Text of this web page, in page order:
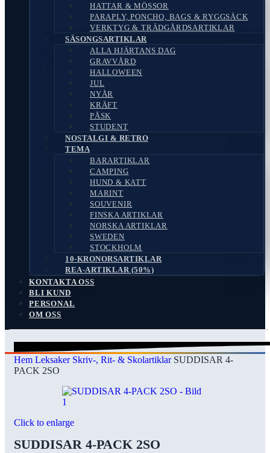
HATTAR & MÖSSOR
PARAPLY, PONCHO, BAGS & RYGGSÄCK
VERKTYG & TRÄDGÅRDSARTIKLAR
SÄSONGSARTIKLAR
ALLA HJÄRTANS DAG
GRAVVÅRD
HALLOWEEN
JUL
NYÅR
KRÄFT
PÅSK
STUDENT
NOSTALGI & RETRO
TEMA
BARARTIKLAR
CAMPING
HUND & KATT
MARINT
SOUVENIR
FINSKA ARTIKLAR
NORSKA ARTIKLAR
SWEDEN
STOCKHOLM
10-KRONORSARTIKLAR
REA-ARTIKLAR (50%)
KONTAKTA OSS
BLI KUND
PERSONAL
OM OSS
Hem Leksaker Skriv-, Rit- & Skolartiklar SUDDISAR 4-
PACK 2SO
Click to enlarge
SUDDISAR 4-PACK 2SO